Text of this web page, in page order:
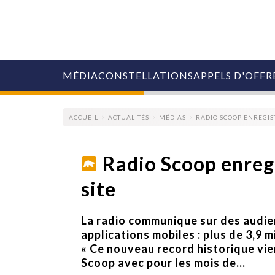
MÉDIA
COLLECTIVITÉS
AGENCES
RETAIL
MÉDIAS
MANAGEMENT
ÉVÉNEMENTIELS
CONSTELLATIONSAPPELS
ACCUEIL ACTUALITÉS MÉDIAS RADIO SCOOP
Radio Scoop
site
La radio communique sur des
applications mobiles : plus de 3,9
« Ce nouveau record historique
Scoop avec pour les mois de...